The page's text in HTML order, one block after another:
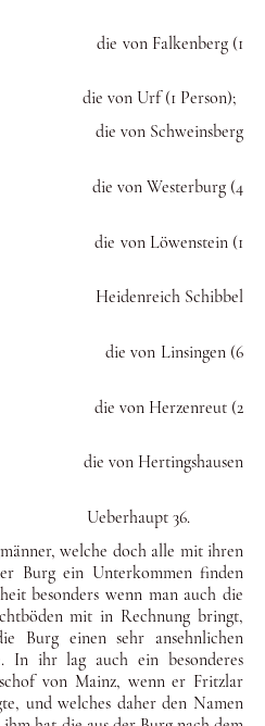
(1
(1 Person);
(4
(1
Schibbel
(6
(2
36.
welche doch alle mit ihren
Burg ein Unterkommen finden
besonders wenn man auch die
mit in Rechnung bringt,
Burg einen sehr ansehnlichen
In ihr lag auch ein besonderes
von Mainz, wenn er Fritzlar
und welches daher den Namen